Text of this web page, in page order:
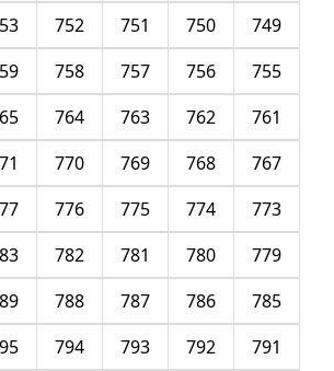
749
750
751
752
755
756
757
758
761
762
763
764
767
768
769
770
773
774
775
776
779
780
781
782
785
786
787
788
791
792
793
794